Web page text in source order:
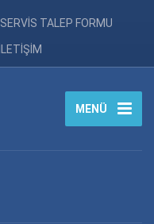
SERVİS TALEP FORMU
İLETİŞİM
MENÜ